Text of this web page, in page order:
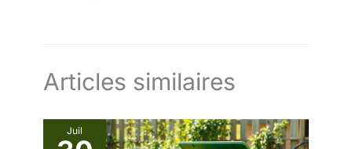
Articles similaires
Juil